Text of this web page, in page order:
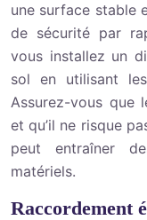
une surface stable
de sécurité par
vous installez un
sol en utilisant
Assurez-vous que
et qu’il ne risque
peut entraîner
matériels.
Raccordement